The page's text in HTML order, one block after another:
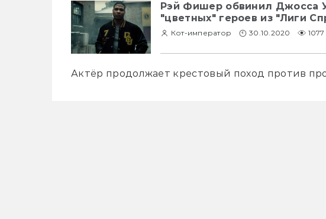
Рэй Фишер обвинил Джосса
"цветных" героев из "Лиги
Кот-император 30.10.2020 1077
Актёр продолжает крестовый поход против